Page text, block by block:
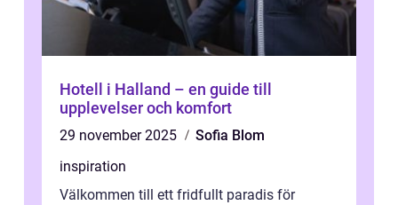
Hotell i Halland – en guide till
upplevelser och komfort
29 november 2025
Sofia Blom
inspiration
Välkommen till ett fridfullt paradis för